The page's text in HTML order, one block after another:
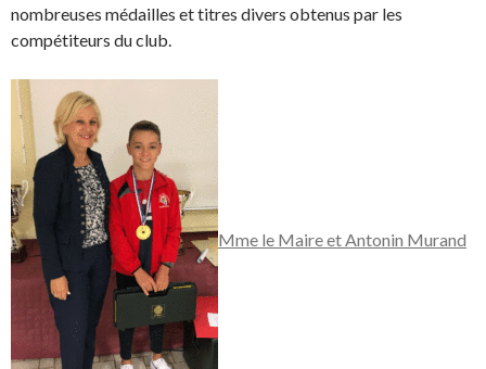
nombreuses médailles et titres divers obtenus par les
compétiteurs du club.
Mme le Maire et Antonin Murand